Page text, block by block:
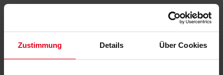
Zustimmung Details Über Cookies